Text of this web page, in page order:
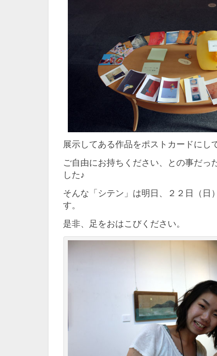
展示してある作品をポストカードにし
ご自由にお持ちください、との事だっ
した♪
そんな「シテン」は明日、２２日（日
す。
是非、足をおはこびください。